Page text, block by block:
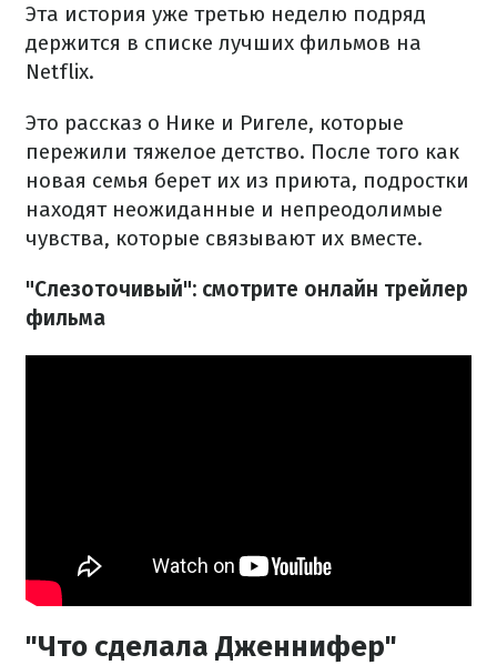
Эта история уже третью неделю подряд
держится в списке лучших фильмов на
Netflix.
Это рассказ о Нике и Ригеле, которые
пережили тяжелое детство. После того как
новая семья берет их из приюта, подростки
находят неожиданные и непреодолимые
чувства, которые связывают их вместе.
"Слезоточивый": смотрите онлайн трейлер
фильма
"Что сделала Дженнифер"